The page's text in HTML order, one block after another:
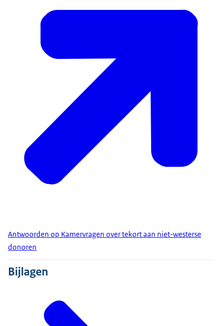
Antwoorden op Kamervragen over tekort aan niet-westerse
donoren
Bijlagen